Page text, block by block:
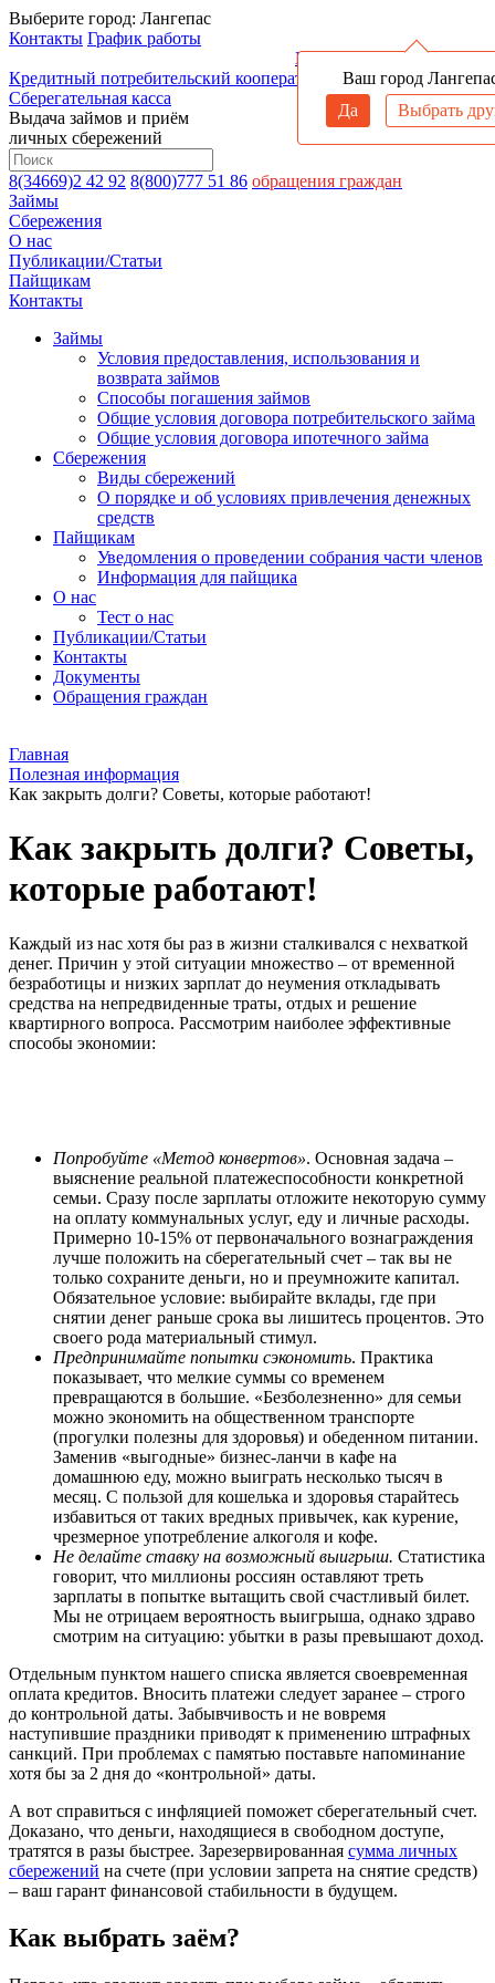
Выберите город: Лангепас
Ваш город
Да
Выбрать
Контакты График работы
Войти в личный кабинет
Кредитный потребительский кооператив
Ренда Заёмно-
Сберегательная касса
Выдача займов и приём
личных сбережений
8(34669)2 42 92 8(800)777 51 86 обращения граждан
Займы
Сбережения
О нас
Публикации/Статьи
Пайщикам
Контакты
Займы
Условия предоставления, использования и
возврата займов
Способы погашения займов
Общие условия договора потребительского займа
Общие условия договора ипотечного займа
Сбережения
Виды сбережений
О порядке и об условиях привлечения денежных
средств
Пайщикам
Уведомления о проведении собрания части членов
Информация для пайщика
О нас
Тест о нас
Публикации/Статьи
Контакты
Документы
Обращения граждан
Главная
Полезная информация
Как закрыть долги? Советы, которые работают!
Как закрыть долги? Советы,
которые работают!
Каждый из нас хотя бы раз в жизни сталкивался с нехваткой
денег. Причин у этой ситуации множество – от временной
безработицы и низких зарплат до неумения откладывать
средства на непредвиденные траты, отдых и решение
квартирного вопроса. Рассмотрим наиболее эффективные
способы экономии:
Попробуйте «Метод конвертов». Основная задача –
выяснение реальной платежеспособности конкретной
семьи. Сразу после зарплаты отложите некоторую сумму
на оплату коммунальных услуг, еду и личные расходы.
Примерно 10-15% от первоначального вознаграждения
лучше положить на сберегательный счет – так вы не
только сохраните деньги, но и преумножите капитал.
Обязательное условие: выбирайте вклады, где при
снятии денег раньше срока вы лишитесь процентов. Это
своего рода материальный стимул.
Предпринимайте попытки сэкономить. Практика
показывает, что мелкие суммы со временем
превращаются в большие. «Безболезненно» для семьи
можно экономить на общественном транспорте
(прогулки полезны для здоровья) и обеденном питании.
Заменив «выгодные» бизнес-ланчи в кафе на
домашнюю еду, можно выиграть несколько тысяч в
месяц. С пользой для кошелька и здоровья старайтесь
избавиться от таких вредных привычек, как курение,
чрезмерное употребление алкоголя и кофе.
Не делайте ставку на возможный выигрыш. Статистика
говорит, что миллионы россиян оставляют треть
зарплаты в попытке вытащить свой счастливый билет.
Мы не отрицаем вероятность выигрыша, однако здраво
смотрим на ситуацию: убытки в разы превышают доход.
Отдельным пунктом нашего списка является своевременная
оплата кредитов. Вносить платежи следует заранее – строго
до контрольной даты. Забывчивость и не вовремя
наступившие праздники приводят к применению штрафных
санкций. При проблемах с памятью поставьте напоминание
хотя бы за 2 дня до «контрольной» даты.
А вот справиться с инфляцией поможет сберегательный счет.
Доказано, что деньги, находящиеся в свободном доступе,
тратятся в разы быстрее. Зарезервированная сумма личных
сбережений на счете (при условии запрета на снятие средств)
– ваш гарант финансовой стабильности в будущем.
Как выбрать заём?